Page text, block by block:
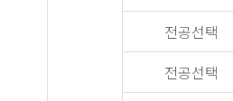
전공선택
전공선택